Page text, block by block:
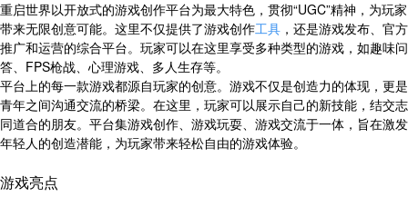
重启世界以开放式的游戏创作平台为最大特色，贯彻“UGC”精神，为玩家
带来无限创意可能。这里不仅提供了游戏创作工具 ，还是游戏发布、官方
推广和运营的综合平台。玩家可以在这里享受多种类型的游戏，如趣味问
答、FPS枪战、心理游戏、多人生存等。
平台上的每一款游戏都源自玩家的创意。游戏不仅是创造力的体现，更是
青年之间沟通交流的桥梁。在这里，玩家可以展示自己的新技能，结交志
同道合的朋友。平台集游戏创作、游戏玩耍、游戏交流于一体，旨在激发
年轻人的创造潜能，为玩家带来轻松自由的游戏体验。
游戏亮点